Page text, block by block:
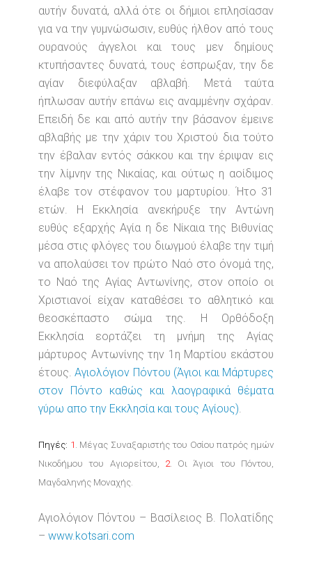
αυτήν δυνατά, αλλά ότε οι δήμιοι επλησίασαν
για να την γυμνώσωσιν, ευθύς ήλθον από τους
ουρανούς άγγελοι και τους μεν δημίους
κτυπήσαντες δυνατά, τους έσπρωξαν, την δε
αγίαν διεφύλαξαν αβλαβή. Μετά ταύτα
ήπλωσαν αυτήν επάνω εις αναμμένην σχάραν.
Επειδή δε και από αυτήν την βάσανον έμεινε
αβλαβής με την χάριν του Χριστού δια τούτο
την έβαλαν εντός σάκκου και την έριψαν εις
την λίμνην της Νικαίας, και ούτως η αοίδιμος
έλαβε τον στέφανον του μαρτυρίου. Ήτο 31
ετών. Η Εκκλησία ανεκήρυξε την Αντώνη
ευθύς εξαρχής Αγία η δε Νίκαια της Βιθυνίας
μέσα στις φλόγες του διωγμού έλαβε την τιμή
να απολαύσει τον πρώτο Ναό στο όνομά της,
το Ναό της Αγίας Αντωνίνης, στον οποίο οι
Χριστιανοί είχαν καταθέσει το αθλητικό και
θεοσκέπαστο σώμα της. Η Ορθόδοξη
Εκκλησία εορτάζει τη μνήμη της Αγίας
μάρτυρος Αντωνίνης την 1η Μαρτίου εκάστου
έτους.Αγιολόγιον Πόντου (Άγιοι και Μάρτυρες
στον Πόντο καθώς και λαογραφικά θέματα
γύρω απο την Εκκλησία και τους Αγίους).
Πηγές: 1 . Μέγας Συναξαριστής του Οσίου πατρός ημών
Νικοδήμου του Αγιορείτου, 2. Οι Άγιοι του Πόντου,
Μαγδαληνής Μοναχής.
Αγιολόγιον Πόντου – Βασίλειος Β. Πολατίδης
– www.kotsari.com